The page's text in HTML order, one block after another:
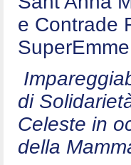
e Contrade
di
Celeste in
della